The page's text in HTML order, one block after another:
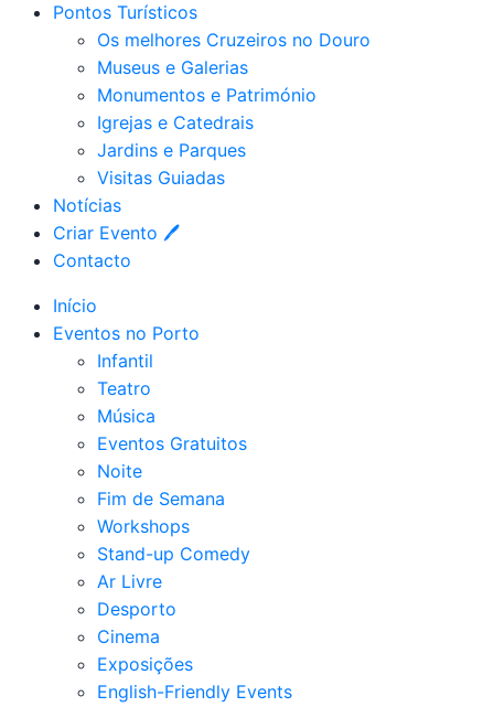
Pontos Turísticos
Os melhores Cruzeiros no Douro​
Museus e Galerias
Monumentos e Património
Igrejas e Catedrais
Jardins e Parques
Visitas Guiadas
Notícias
Criar Evento 🖊
Contacto
Início
Eventos no Porto
Infantil
Teatro
Música
Eventos Gratuitos
Noite
Fim de Semana
Workshops
Stand-up Comedy
Ar Livre
Desporto
Cinema
Exposições
English-Friendly Events